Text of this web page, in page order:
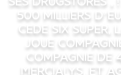
500 milliers
cede six super,
joue
compagnie de
Mercialys, et